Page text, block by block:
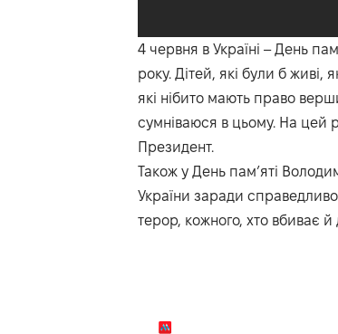
4 червня в Україні – День
року. Дітей, які були б живі,
які нібито мають право
сумніваюся в цьому. На цей
Президент.
Також у День памʼяті
України заради
терор, кожного, хто вбиває й